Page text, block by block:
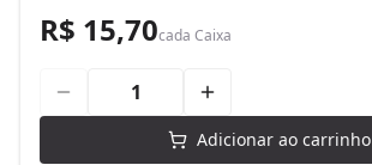
R$ 15,70cada Caixa
Adicionar ao carrinho